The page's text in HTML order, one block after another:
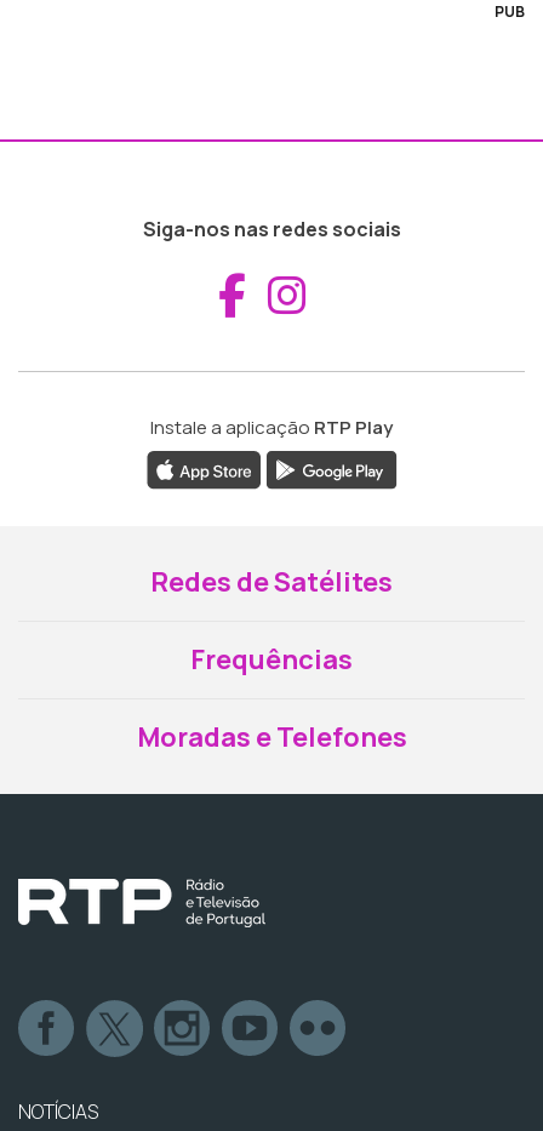
PUB
Siga-nos nas redes sociais
Aceder ao
Instale a aplicação RTP Play
Redes de Satélites
Frequências
Moradas e Telefones
NOTÍCIAS